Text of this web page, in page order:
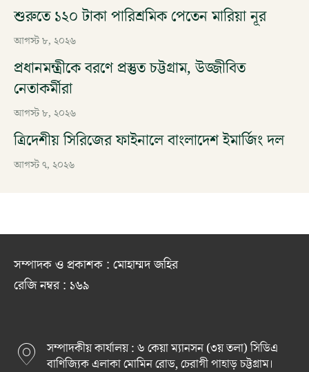
শুরুতে ১২০ টাকা পারিশ্রমিক পেতেন মারিয়া নূর
আগস্ট ৮, ২০২৬
প্রধানমন্ত্রীকে বরণে প্রস্তুত চট্টগ্রাম, উজ্জীবিত
নেতাকর্মীরা
আগস্ট ৮, ২০২৬
ত্রিদেশীয় সিরিজের ফাইনালে বাংলাদেশ ইমার্জিং দল
আগস্ট ৭, ২০২৬
সম্পাদক ও প্রকাশক : মোহাম্মদ জহির
রেজি নম্বর : ১৬৯
সম্পাদকীয় কার্যালয় : ৬ কেয়া ম্যানসন (৩য় তলা) সিডিএ
বাণিজ্যিক এলাকা মোমিন রোড, চেরাগী পাহাড় চট্টগ্রাম।